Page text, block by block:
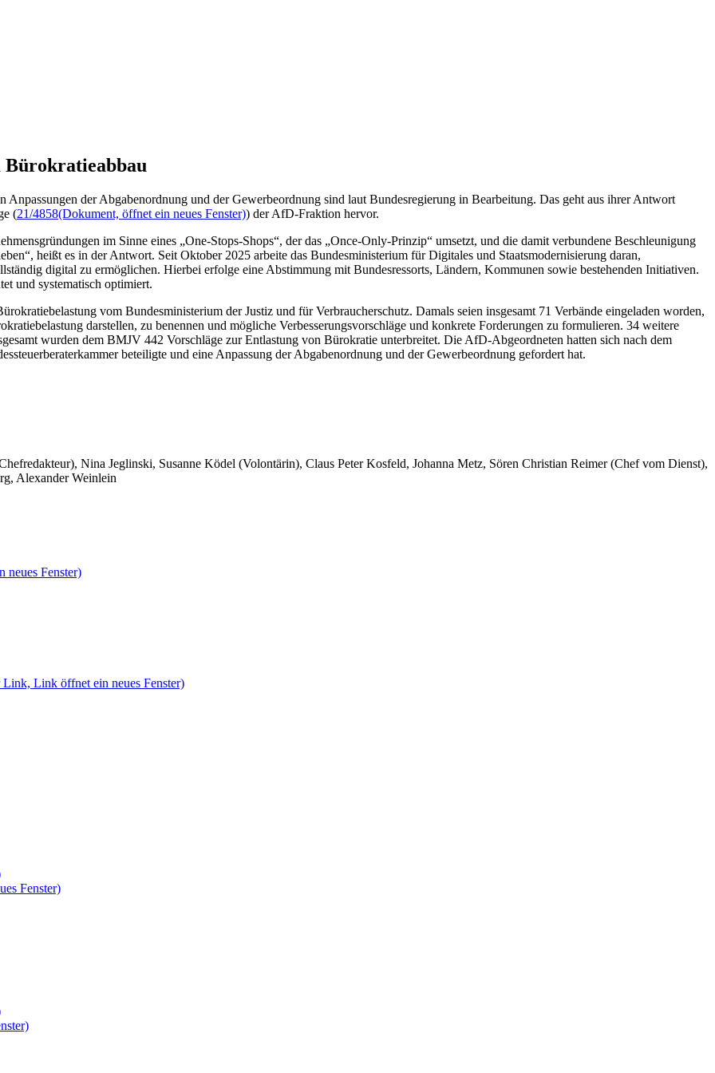
Bürokratieabbau
der Abgabenordnung und der Gewerbeordnung sind laut Bundesregierung in Bearbeitung. Das geht aus ihrer Antwort
(21/4858(Dokument, öffnet ein neues Fenster)) der AfD-Fraktion hervor.
im Sinne eines „One-Stops-Shops“, der das „Once-Only-Prinzip“ umsetzt, und die damit verbundene Beschleunigung
heißt es in der Antwort. Seit Oktober 2025 arbeite das Bundesministerium für Digitales und Staatsmodernisierung daran,
digital zu ermöglichen. Hierbei erfolge eine Abstimmung mit Bundesressorts, Ländern, Kommunen sowie bestehenden Initiativen.
und systematisch optimiert.
vom Bundesministerium der Justiz und für Verbraucherschutz. Damals seien insgesamt 71 Verbände eingeladen worden,
darstellen, zu benennen und mögliche Verbesserungsvorschläge und konkrete Forderungen zu formulieren. 34 weitere
wurden dem BMJV 442 Vorschläge zur Entlastung von Bürokratie unterbreitet. Die AfD-Abgeordneten hatten sich nach dem
beteiligte und eine Anpassung der Abgabenordnung und der Gewerbeordnung gefordert hat.
Nina Jeglinski, Susanne Ködel (Volontärin), Claus Peter Kosfeld, Johanna Metz, Sören Christian Reimer (Chef vom Dienst),
Alexander Weinlein
Fenster)
Link öffnet ein neues Fenster)
Fenster)